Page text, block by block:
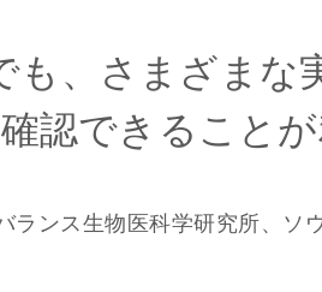
も、さまざまな
認できることが
ランス生物医科学研究所、ソ